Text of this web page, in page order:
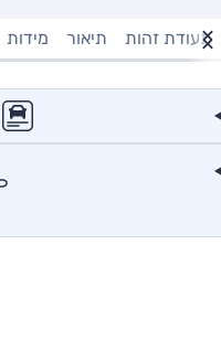
תעודת זהות תיאור מידות